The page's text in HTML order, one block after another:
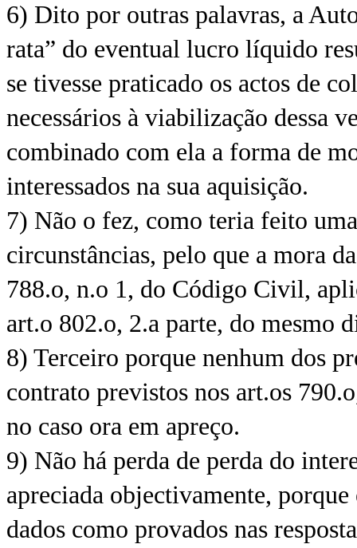
6) Dito por outras palavras, a
rata” do eventual lucro líquido
se tivesse praticado os actos de
necessários à viabilização dessa
combinado com ela a forma de
interessados na sua aquisição.
7) Não o fez, como teria feito
circunstâncias, pelo que a mora
788.o, n.o 1, do Código Civil,
art.o 802.o, 2.a parte, do mesmo
8) Terceiro porque nenhum dos
contrato previstos nos art.os
no caso ora em apreço.
9) Não há perda de perda do
apreciada objectivamente,
dados como provados nas